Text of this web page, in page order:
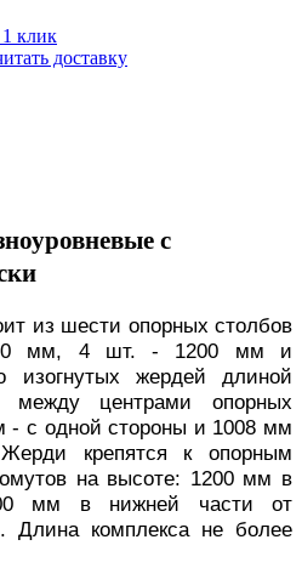
клик
доставку
с
шести опорных столбов
мм, 4 шт. - 1200 мм и
изогнутых жердей длиной
между центрами опорных
- с одной стороны и 1008 мм
крепятся к опорным
на высоте: 1200 мм в
мм в нижней части от
Длина комплекса не более